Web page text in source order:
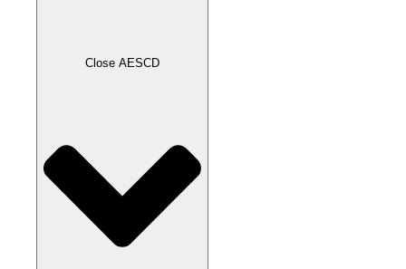
Close AESCD